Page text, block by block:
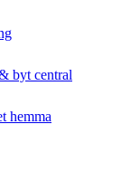
byt central
hemma